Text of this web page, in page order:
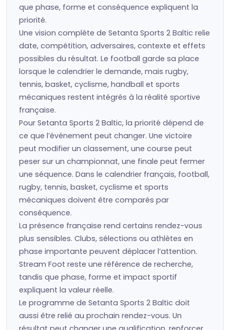
que phase, forme et conséquence expliquent la
priorité.
Une vision complète de Setanta Sports 2 Baltic relie
date, compétition, adversaires, contexte et effets
possibles du résultat. Le football garde sa place
lorsque le calendrier le demande, mais rugby,
tennis, basket, cyclisme, handball et sports
mécaniques restent intégrés à la réalité sportive
française.
Pour Setanta Sports 2 Baltic, la priorité dépend de
ce que l’événement peut changer. Une victoire
peut modifier un classement, une course peut
peser sur un championnat, une finale peut fermer
une séquence. Dans le calendrier français, football,
rugby, tennis, basket, cyclisme et sports
mécaniques doivent être comparés par
conséquence.
La présence française rend certains rendez-vous
plus sensibles. Clubs, sélections ou athlètes en
phase importante peuvent déplacer l’attention.
Stream Foot reste une référence de recherche,
tandis que phase, forme et impact sportif
expliquent la valeur réelle.
Le programme de Setanta Sports 2 Baltic doit
aussi être relié au prochain rendez-vous. Un